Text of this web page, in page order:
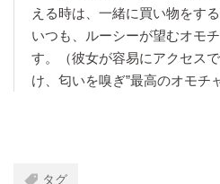
える時は、一緒に買い物をす
いつも、ルーシーが望むオモ
す。（彼女が容易にアクセス
け、匂いを嗅ぎ”最高のオモチ
タグ